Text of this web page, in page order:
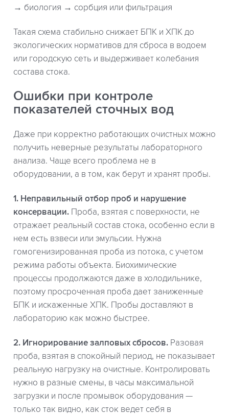
→ биология → сорбция или фильтрация
Такая схема стабильно снижает БПК и ХПК до
экологических нормативов для сброса в водоем
или городскую сеть и выдерживает колебания
состава стока.
Ошибки при контроле
показателей сточных вод
Даже при корректно работающих очистных можно
получить неверные результаты лабораторного
анализа. Чаще всего проблема не в
оборудовании, а в том, как берут и хранят пробы.
1. Неправильный отбор проб и нарушение
консервации. Проба, взятая с поверхности, не
отражает реальный состав стока, особенно если в
нем есть взвеси или эмульсии. Нужна
гомогенизированная проба из потока, с учетом
режима работы объекта. Биохимические
процессы продолжаются даже в холодильнике,
поэтому просроченная проба дает заниженные
БПК и искаженные ХПК. Пробы доставляют в
лабораторию как можно быстрее.
2. Игнорирование залповых сбросов. Разовая
проба, взятая в спокойный период, не показывает
реальную нагрузку на очистные. Контролировать
нужно в разные смены, в часы максимальной
загрузки и после промывок оборудования —
только так видно, как сток ведет себя в